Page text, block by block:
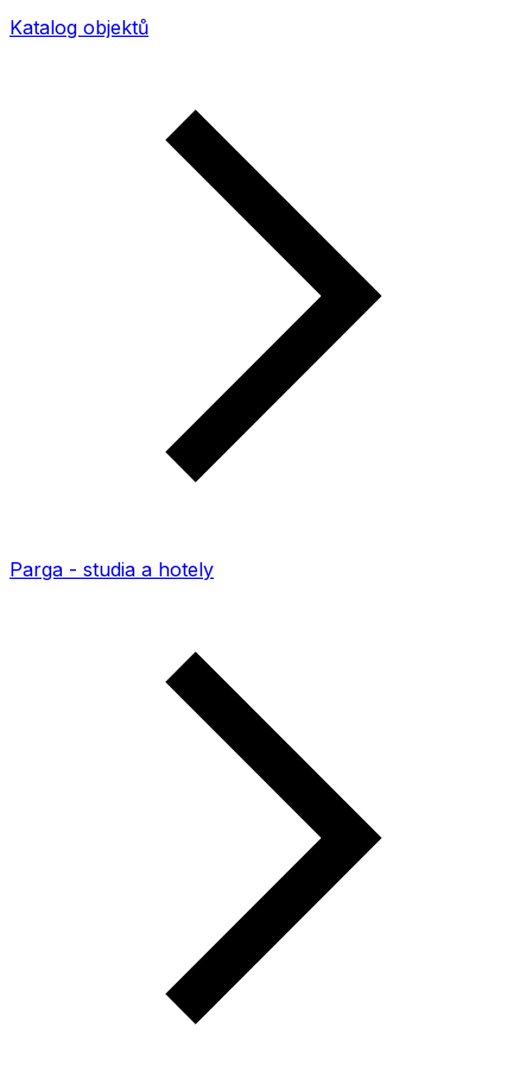
Katalog objektů
Parga - studia a hotely